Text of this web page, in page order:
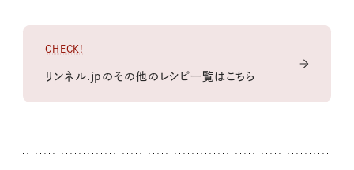
CHECK!
リンネル.jpのその他のレシピ一覧はこちら